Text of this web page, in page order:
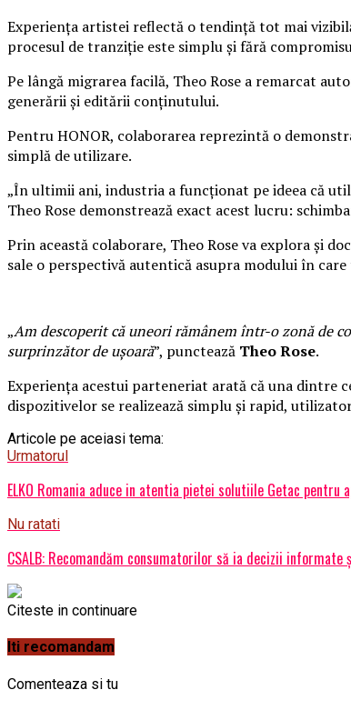
Experiența artistei reflectă o tendință tot mai
procesul de tranziție este simplu și fără
Pe lângă migrarea facilă, Theo Rose a remarcat
generării și editării conținutului.
Pentru HONOR, colaborarea reprezintă o
simplă de utilizare.
„În ultimii ani, industria a funcționat pe ideea că
Theo Rose demonstrează exact acest lucru:
Prin această colaborare, Theo Rose va explora și
sale o perspectivă autentică asupra modului în
„Am descoperit că uneori rămânem într-o zonă de
surprinzător de ușoară”, punctează Theo Rose.
Experiența acestui parteneriat arată că una dintre
dispozitivelor se realizează simplu și rapid,
Articole pe aceiasi tema:
Urmatorul
ELKO Romania aduce in atentia pietei solutiile Getac
Nu ratati
CSALB: Recomandăm consumatorilor să ia decizii
Citeste in continuare
Iti recomandam
Comenteaza si tu